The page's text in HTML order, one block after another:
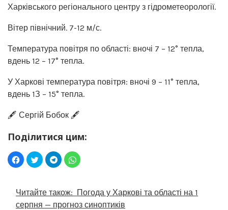
Харківського регіонального центру з гідрометеорології.
Вітер північний. 7-12 м/с.
Температура повітря по області: вночі 7 – 12° тепла,
вдень 12 – 17° тепла.
У Харкові температура повітря: вночі 9 – 11° тепла,
вдень 1З – 15° тепла.
🖋️ Сергій Бобок 🖋️
Поділитися цим:
Читайте також: Погода у Харкові та області на 1
серпня — прогноз синоптиків